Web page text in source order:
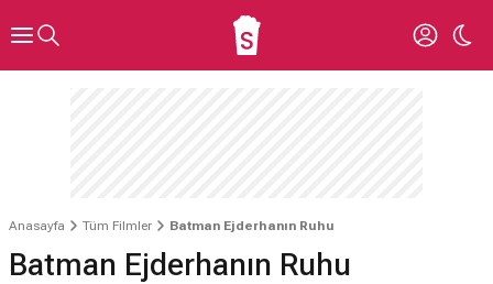
Anasayfa Tüm Filmler Batman Ejderhanın Ruhu
Batman Ejderhanın Ruhu